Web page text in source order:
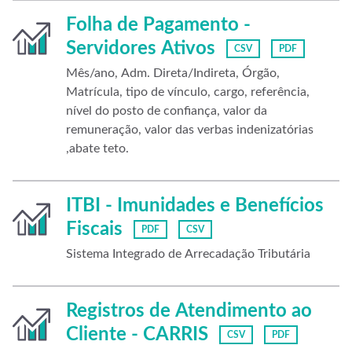
Folha de Pagamento -
Servidores Ativos
CSV PDF
Mês/ano, Adm. Direta/Indireta, Órgão,
Matrícula, tipo de vínculo, cargo, referência,
nível do posto de confiança, valor da
remuneração, valor das verbas indenizatórias
,abate teto.
ITBI - Imunidades e Benefícios
Fiscais
PDF CSV
Sistema Integrado de Arrecadação Tributária
Registros de Atendimento ao
Cliente - CARRIS
CSV PDF